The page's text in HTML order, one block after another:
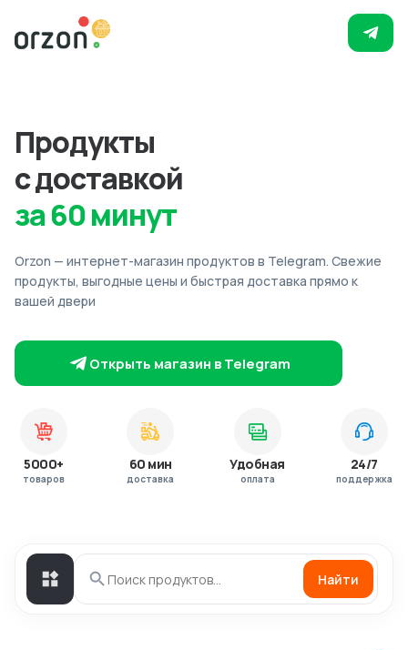
Продукты
с доставкой
за 60 минут
Orzon — интернет-магазин продуктов в Telegram. Свежие
продукты, выгодные цены и быстрая доставка прямо к
вашей двери
Открыть магазин в Telegram
5000+
товаров
60 мин
доставка
Удобная
оплата
24/7
поддержка
Найти